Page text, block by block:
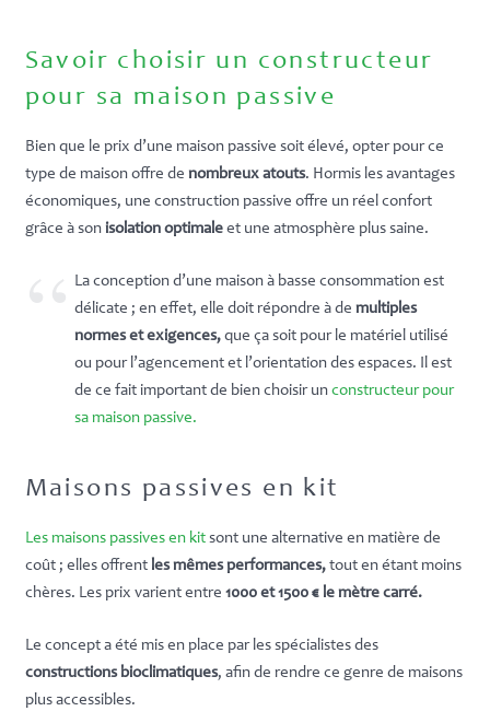
Savoir choisir un constructeur
pour sa maison passive
Bien que le prix d’une maison passive soit élevé, opter pour ce
type de maison offre de nombreux atouts. Hormis les avantages
économiques, une construction passive offre un réel confort
grâce à sonisolation optimaleet une atmosphère plus saine.
La conception d’une maison à basse consommation est
délicate ; en effet, elle doit répondre à de multiples
normes et exigences,que ça soit pour le matériel utilisé
ou pour l’agencement et l’orientation des espaces. Il est
de ce fait important de bien choisir un constructeur pour
sa maison passive.
Maisons passives en kit
Les maisons passives en kitsont une alternative en matière de
coût ; elles offrent les mêmes performances,tout en étant moins
chères. Les prix varient entre 1000 et 1500 € le mètre carré.
Le concept a été mis en place par les spécialistes des
constructions bioclimatiques, afin de rendre ce genre de maisons
plus accessibles.